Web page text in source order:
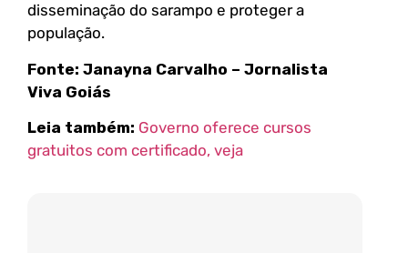
disseminação do sarampo e proteger a
população.
Fonte: Janayna Carvalho – Jornalista
Viva Goiás
Leia também: Governo oferece cursos
gratuitos com certificado, veja